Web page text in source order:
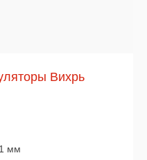
Вихрь
мм